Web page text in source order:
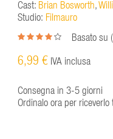
Cast: Brian Bosworth,
Studio: Filmauro
Basato su (
6,99 € IVA inclusa
Consegna in 3-5 giorni
Ordinalo ora per